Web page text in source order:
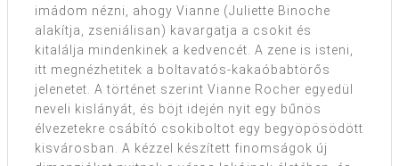
imádom nézni, ahogy Vianne (Juliette Binoche
alakítja, zseniálisan) kavargatja a csokit és
kitalálja mindenkinek a kedvencét. A zene is isteni,
itt megnézhetitek a boltavatós-kakaóbabtörős
jelenetet. A történet szerint Vianne Rocher egyedül
neveli kislányát, és böjt idején nyit egy bűnös
élvezetekre csábító csokiboltot egy begyöpösödött
kisvárosban. A kézzel készített finomságok új